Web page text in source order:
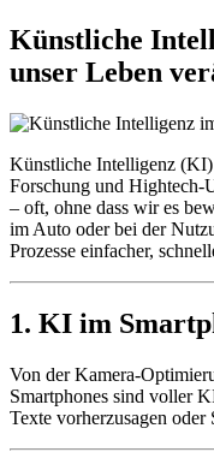
Künstliche
unser Leben
Künstliche Intelligenz
Forschung und Hightech-
– oft, ohne dass wir es
im Auto oder bei der
Prozesse einfacher,
1. KI im
Von der Kamera-
Smartphones sind voller
Texte vorherzusagen oder